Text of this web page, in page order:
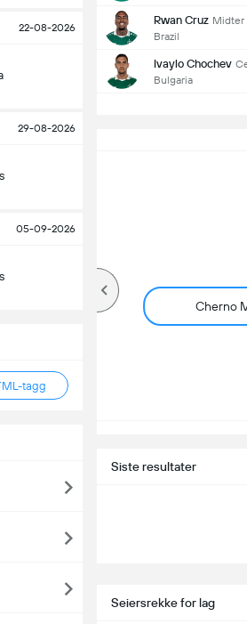
22-08-2026
29-08-2026
05-09-2026
tagg
Rwan Cruz Midter
Brazil
Ivaylo Chochev
Bulgaria
Cherno
Siste resultater
Seiersrekke for lag